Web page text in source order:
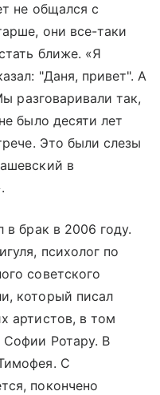
не общался с
они все-таки
ближе. «Я
"Даня, привет". А
разговаривали так,
было десяти лет
Это были слезы
в
в брак в 2006 году.
психолог по
советского
который писал
артистов, в том
Ротару. В
С
покончено